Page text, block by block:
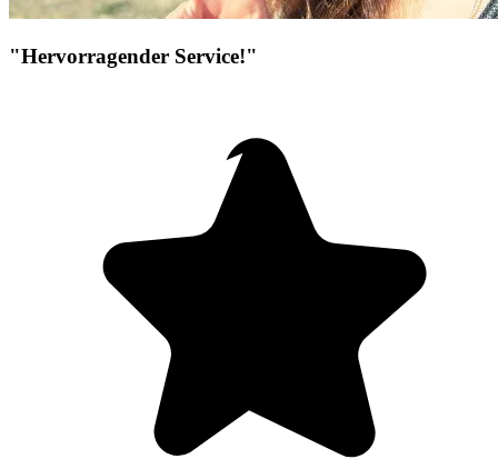
"Hervorragender Service!"